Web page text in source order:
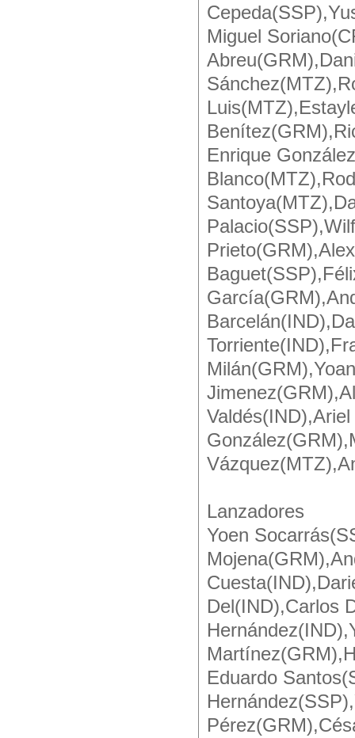
Miguel
Enrique
Lanzadores
Yoen
Del(IND),Carlos
Eduardo